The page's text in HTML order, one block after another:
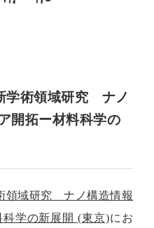
学術領域研究 ナノ
開拓ー材料科学の
領域研究 ナノ構造情報
学の新展開 (東京)にお